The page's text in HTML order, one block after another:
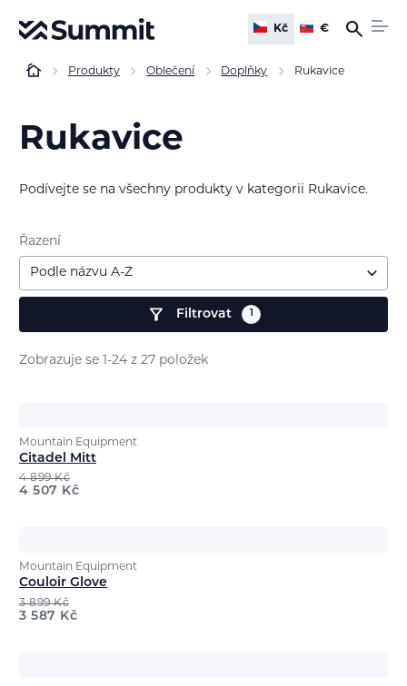
Kč €
Produkty Oblečení Doplňky Rukavice
Rukavice
Podívejte se na všechny produkty v kategorii Rukavice.
Řazení
Podle názvu A-Z
Filtrovat
Zobrazuje se 1-24 z 27 položek
Mountain Equipment
Citadel Mitt
4 899Kč
4 507 Kč
Mountain Equipment
Couloir Glove
3 899Kč
3 587 Kč